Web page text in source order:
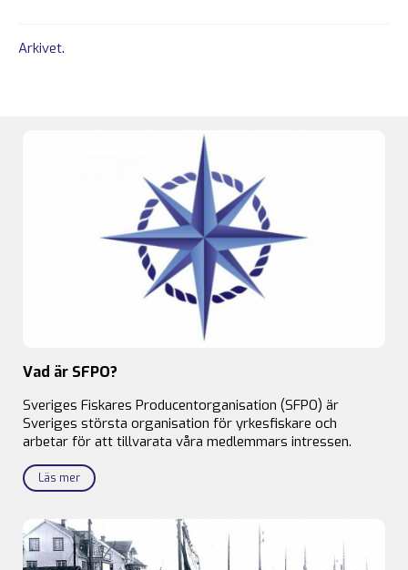
Arkivet.
Vad är SFPO?
Sveriges Fiskares Producentorganisation (SFPO) är
Sveriges största organisation för yrkesfiskare och
arbetar för att tillvarata våra medlemmars intressen.
Läs mer